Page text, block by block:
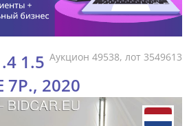
Аукцион 49538, лот 3549613
1.5
7P., 2020